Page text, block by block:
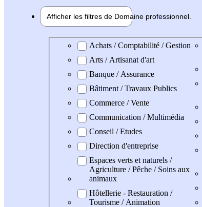
Afficher les filtres de Domaine professionnel
Domaine professionel
Achats / Comptabilité / Gestion
Arts / Artisanat d'art
Banque / Assurance
Bâtiment / Travaux Publics
Commerce / Vente
Communication / Multimédia
Conseil / Etudes
Direction d'entreprise
Espaces verts et naturels /
Agriculture / Pêche / Soins aux
animaux
Hôtellerie - Restauration /
Tourisme / Animation